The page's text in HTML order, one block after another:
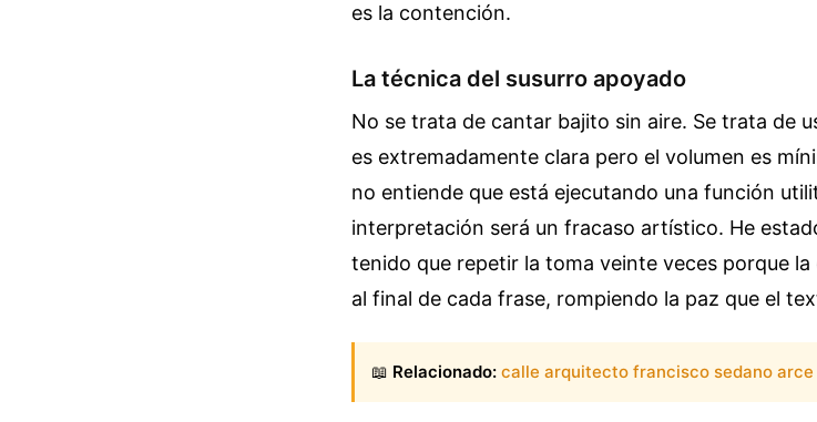
es la contención.
La técnica del susurro apoyado
No se trata de cantar bajito sin aire. Se trata de
es extremadamente clara pero el volumen es
no entiende que está ejecutando una función
interpretación será un fracaso artístico. He
tenido que repetir la toma veinte veces porque
al final de cada frase, rompiendo la paz que el
📖 Relacionado: calle arquitecto francisco sedano arce